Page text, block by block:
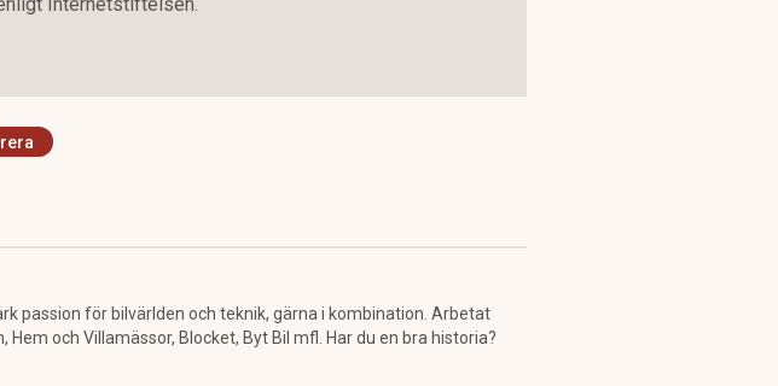
passion för bilvärlden och teknik, gärna i kombination. Arbetat
och Villamässor, Blocket, Byt Bil mfl. Har du en bra historia?